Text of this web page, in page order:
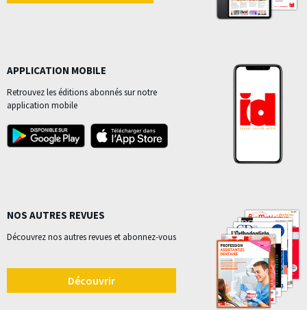
APPLICATION MOBILE
Retrouvez les éditions abonnés sur notre
application mobile
NOS AUTRES REVUES
Découvrez nos autres revues et abonnez-vous
Découvrir